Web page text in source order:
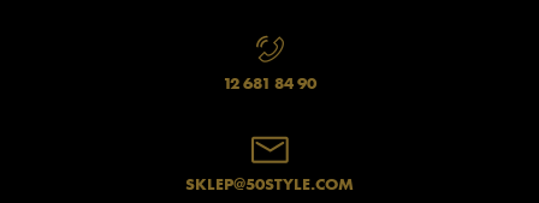
12 681 84 90
SKLEP@50STYLE.COM